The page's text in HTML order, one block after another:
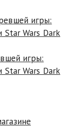
игры:
Star Wars Dark